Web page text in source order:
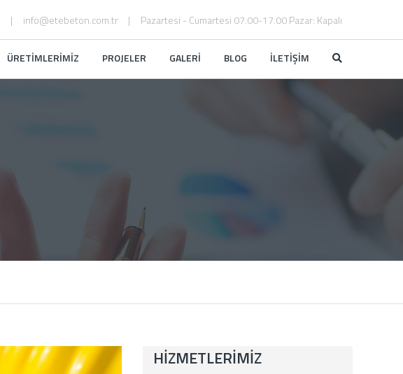
ÜRETİMLERİMİZ PROJELER GALERİ BLOG İLETİŞİM
info@etebeton.com.tr Pazartesi - Cumartesi 07.00-17.00 Pazar: Kapalı
HIZMETLERIMIZ